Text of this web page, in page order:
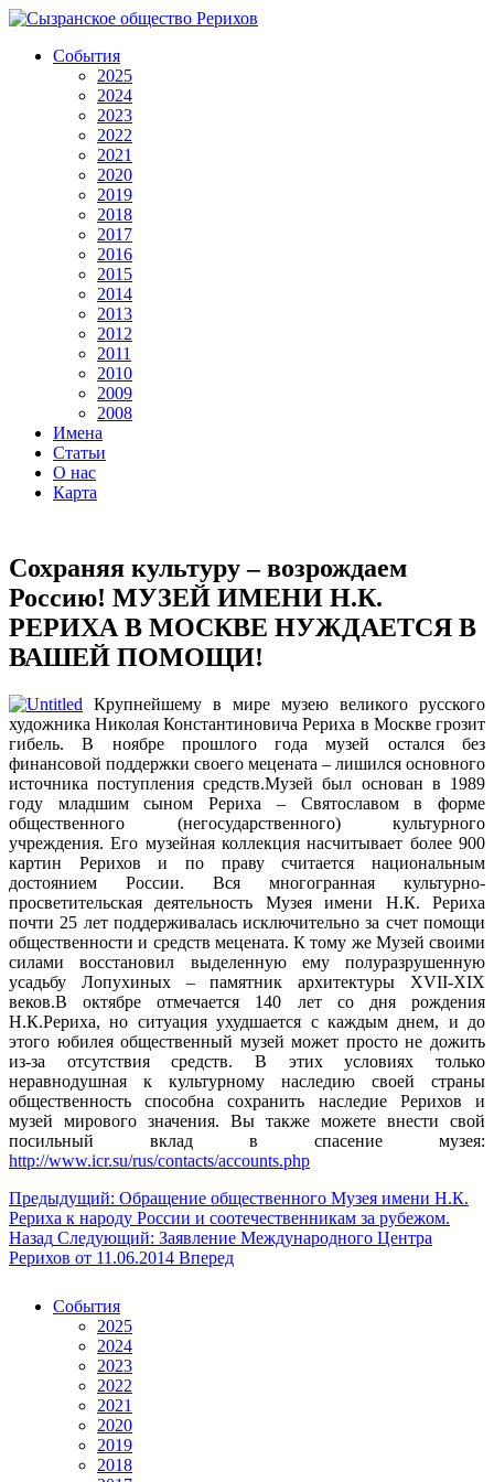
События
2025
2024
2023
2022
2021
2020
2019
2018
2017
2016
2015
2014
2013
2012
2011
2010
2009
2008
Имена
Статьи
О нас
Карта
Сохраняя культуру – возрождаем
Россию! МУЗЕЙ ИМЕНИ Н.К.
РЕРИХА В МОСКВЕ НУЖДАЕТСЯ В
ВАШЕЙ ПОМОЩИ!
Крупнейшему в мире музею великого русского
художника Николая Константиновича Рериха в Москве грозит
гибель. В ноябре прошлого года музей остался без
финансовой поддержки своего мецената – лишился основного
источника поступления средств.Музей был основан в 1989
году младшим сыном Рериха – Святославом в форме
общественного (негосударственного) культурного
учреждения. Его музейная коллекция насчитывает более 900
картин Рерихов и по праву считается национальным
достоянием России. Вся многогранная культурно-
просветительская деятельность Музея имени Н.К. Рериха
почти 25 лет поддерживалась исключительно за счет помощи
общественности и средств мецената. К тому же Музей своими
силами восстановил выделенную ему полуразрушенную
усадьбу Лопухиных – памятник архитектуры XVII-XIX
веков.В октябре отмечается 140 лет со дня рождения
Н.К.Рериха, но ситуация ухудшается с каждым днем, и до
этого юбилея общественный музей может просто не дожить
из-за отсутствия средств. В этих условиях только
неравнодушная к культурному наследию своей страны
общественность способна сохранить наследие Рерихов и
музей мирового значения. Вы также можете внести свой
посильный вклад в спасение музея:
http://www.icr.su/rus/contacts/accounts.php
Предыдущий: Обращение общественного Музея имени Н.К.
Рериха к народу России и соотечественникам за рубежом.
Назад Следующий: Заявление Международного Центра
Рерихов от 11.06.2014 Вперед
События
2025
2024
2023
2022
2021
2020
2019
2018